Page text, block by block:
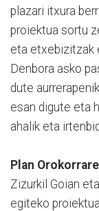
plazari itxura
proiektua sortu
eta etxebizitzak
Denbora asko
dute
esan digute eta
ahalik eta
Plan
Zizurkil Goian
egiteko